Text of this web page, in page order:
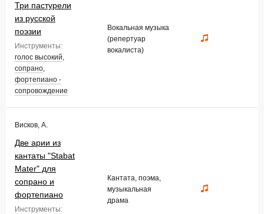
Три пастурели
из русской
поэзии
Инструменты:
голос высокий,
сопрано,
фортепиано -
сопровождение
Вокальная музыка
(репертуар
вокалиста)
Висков, А.
Две арии из
кантаты "Stabat
Mater" для
сопрано и
фортепиано
Инструменты:
Кантата, поэма,
музыкальная
драма